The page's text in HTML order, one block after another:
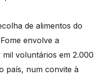
de alimentos do
envolve a
voluntários em 2.000
país, num convite à